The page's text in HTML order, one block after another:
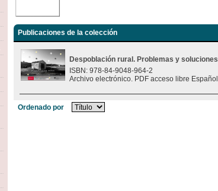
Publicaciones de la colección
Despoblación rural. Problemas y soluciones
ISBN: 978-84-9048-964-2
Archivo electrónico. PDF acceso libre Español
Ordenado por